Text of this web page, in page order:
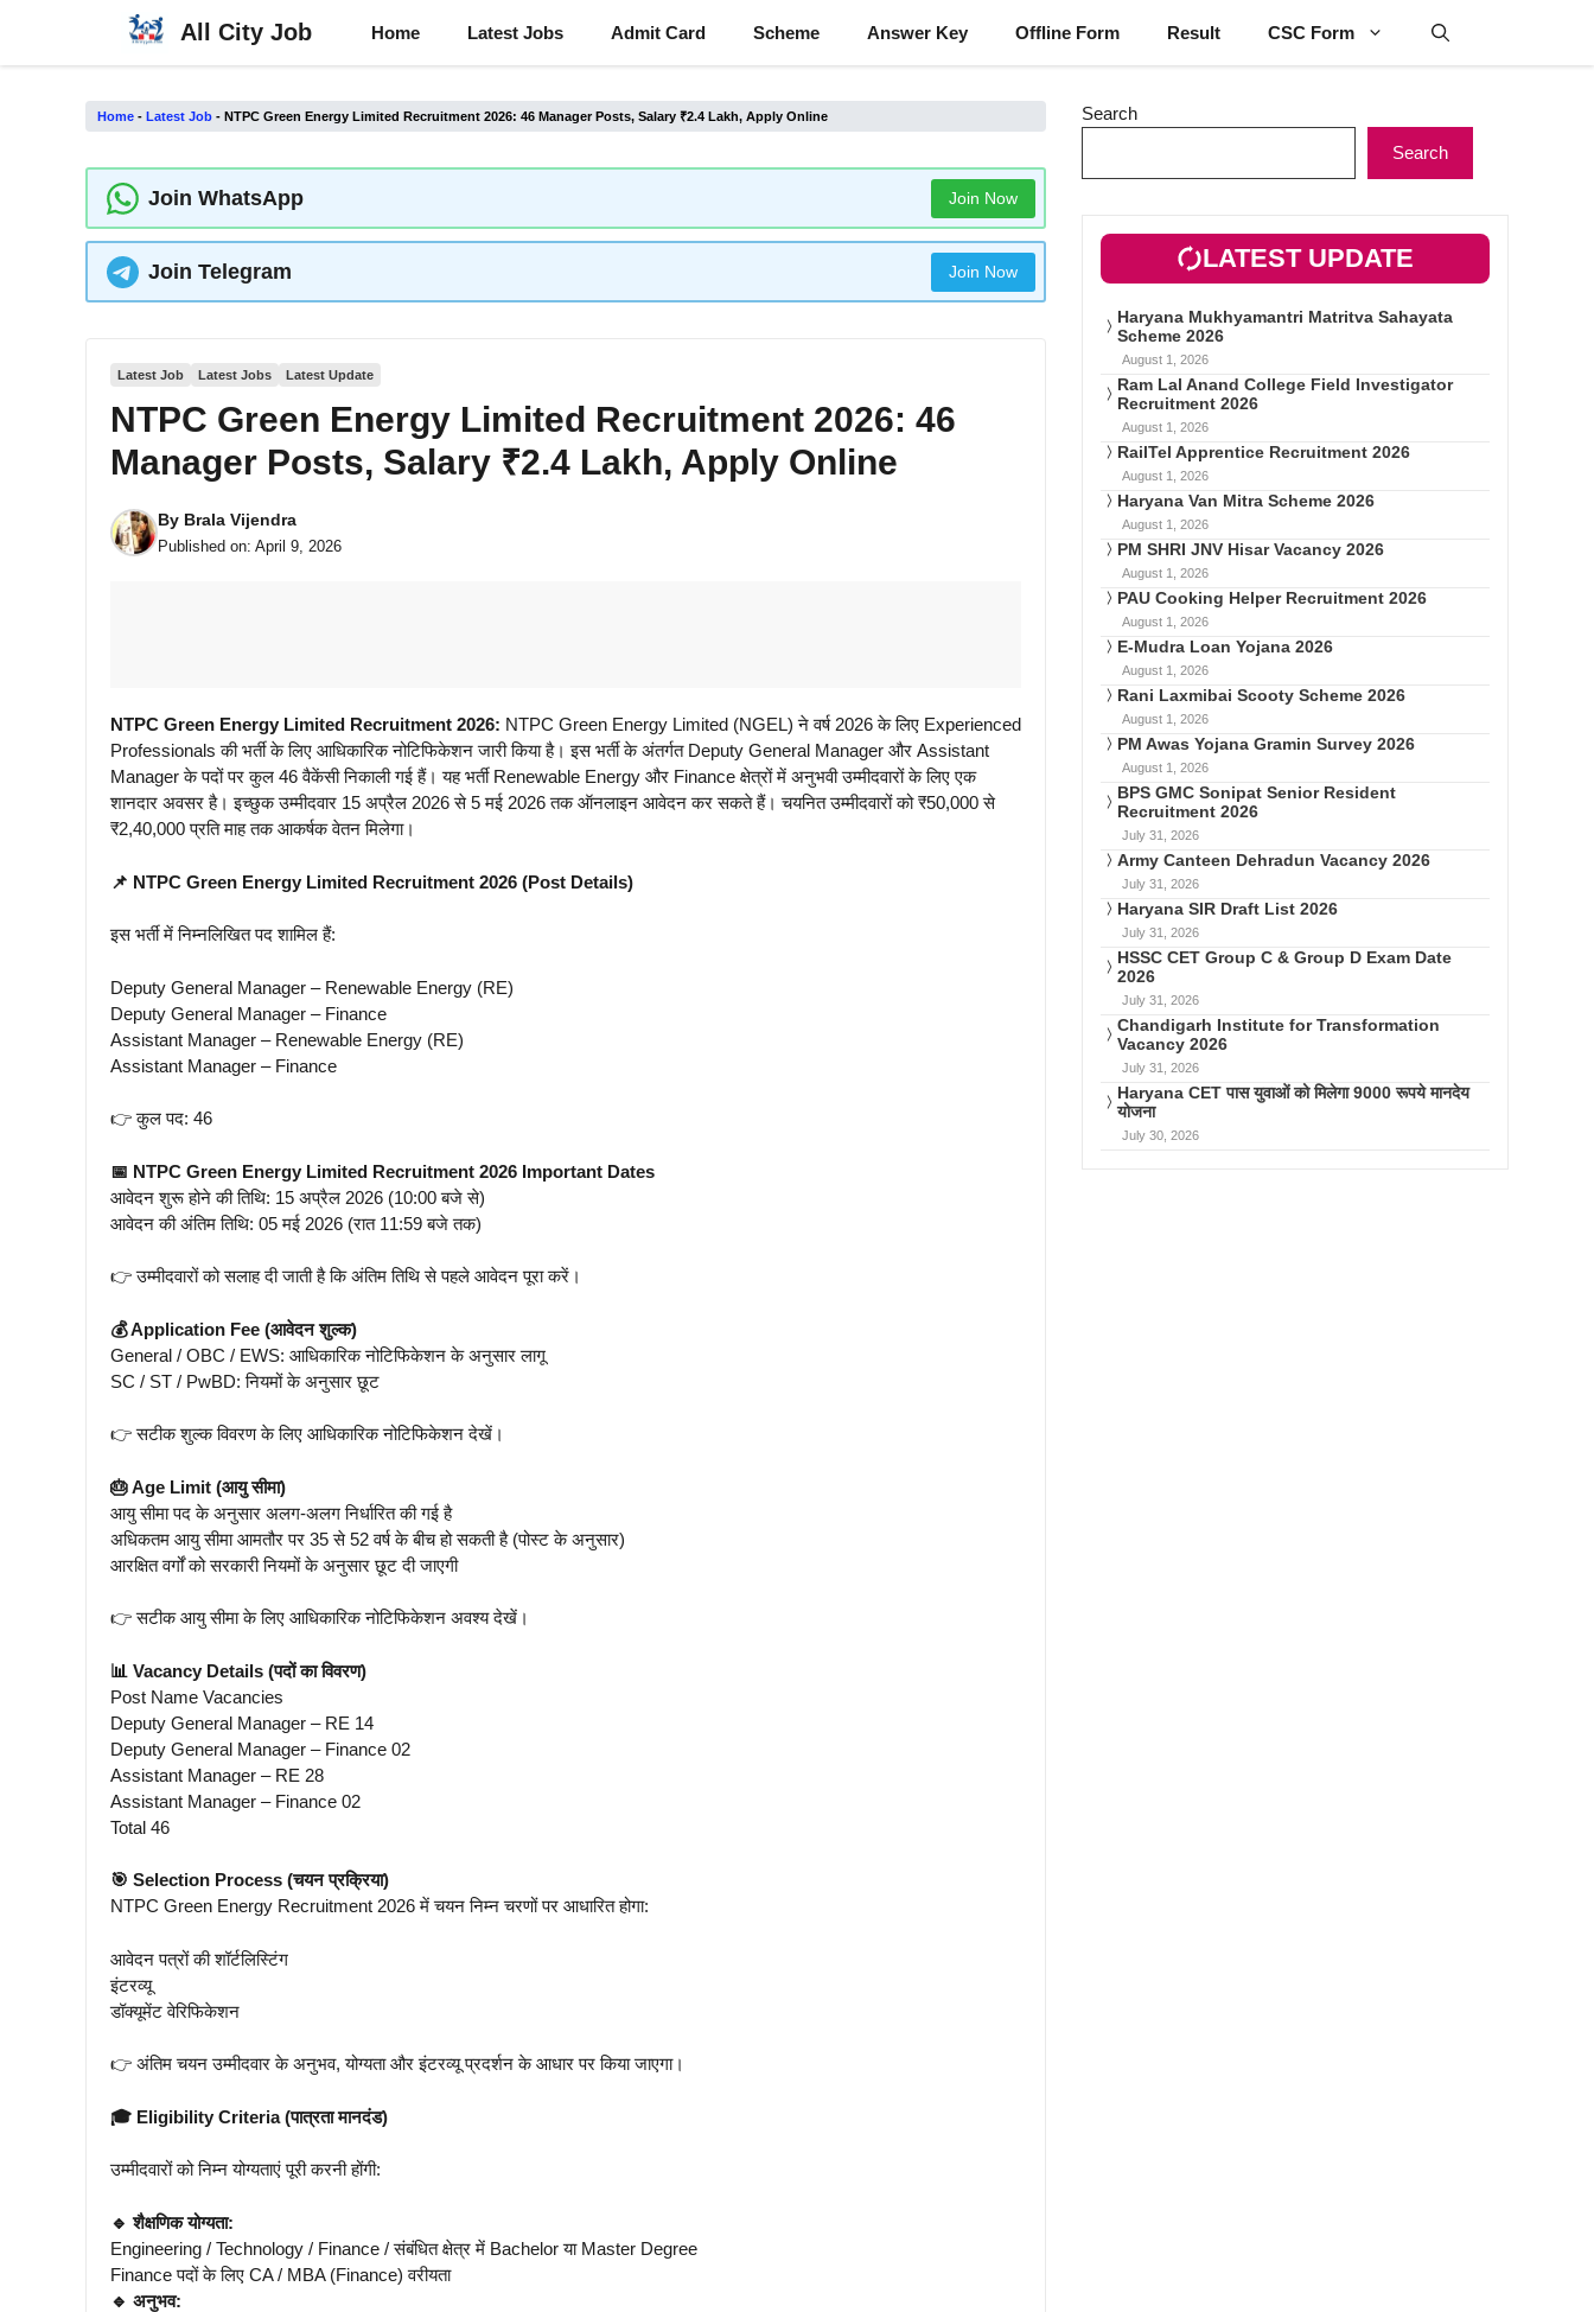
content
All City Job Home Latest Jobs Admit Card Scheme Answer Key Offline Form Result CSC Form
Home - Latest Job - NTPC Green Energy Limited Recruitment 2026: 46 Manager Posts, Salary ₹2.4 Lakh, Apply Online
Join WhatsApp Join Now
Join Telegram Join Now
Latest Job Latest Jobs Latest Update
NTPC Green Energy Limited Recruitment 2026: 46
Manager Posts, Salary ₹2.4 Lakh, Apply Online
By Brala Vijendra
Published on: April 9, 2026
NTPC Green Energy Limited Recruitment 2026: NTPC Green Energy Limited (NGEL) ने वर्ष 2026 के लिए Experienced
Professionals की भर्ती के लिए आधिकारिक नोटिफिकेशन जारी किया है। इस भर्ती के अंतर्गत Deputy General Manager और Assistant
Manager के पदों पर कुल 46 वैकेंसी निकाली गई हैं। यह भर्ती Renewable Energy और Finance क्षेत्रों में अनुभवी उम्मीदवारों के लिए एक
शानदार अवसर है। इच्छुक उम्मीदवार 15 अप्रैल 2026 से 5 मई 2026 तक ऑनलाइन आवेदन कर सकते हैं। चयनित उम्मीदवारों को ₹50,000 से
₹2,40,000 प्रति माह तक आकर्षक वेतन मिलेगा।
📌 NTPC Green Energy Limited Recruitment 2026 (Post Details)
इस भर्ती में निम्नलिखित पद शामिल हैं:
Deputy General Manager – Renewable Energy (RE)
Deputy General Manager – Finance
Assistant Manager – Renewable Energy (RE)
Assistant Manager – Finance
👉 कुल पद: 46
📅 NTPC Green Energy Limited Recruitment 2026 Important Dates
आवेदन शुरू होने की तिथि: 15 अप्रैल 2026 (10:00 बजे से)
आवेदन की अंतिम तिथि: 05 मई 2026 (रात 11:59 बजे तक)
👉 उम्मीदवारों को सलाह दी जाती है कि अंतिम तिथि से पहले आवेदन पूरा करें।
💰 Application Fee (आवेदन शुल्क)
General / OBC / EWS: आधिकारिक नोटिफिकेशन के अनुसार लागू
SC / ST / PwBD: नियमों के अनुसार छूट
👉 सटीक शुल्क विवरण के लिए आधिकारिक नोटिफिकेशन देखें।
🎂 Age Limit (आयु सीमा)
आयु सीमा पद के अनुसार अलग-अलग निर्धारित की गई है
अधिकतम आयु सीमा आमतौर पर 35 से 52 वर्ष के बीच हो सकती है (पोस्ट के अनुसार)
आरक्षित वर्गों को सरकारी नियमों के अनुसार छूट दी जाएगी
👉 सटीक आयु सीमा के लिए आधिकारिक नोटिफिकेशन अवश्य देखें।
📊 Vacancy Details (पदों का विवरण)
Post Name Vacancies
Deputy General Manager – RE 14
Deputy General Manager – Finance 02
Assistant Manager – RE 28
Assistant Manager – Finance 02
Total 46
🎯 Selection Process (चयन प्रक्रिया)
NTPC Green Energy Recruitment 2026 में चयन निम्न चरणों पर आधारित होगा:
आवेदन पत्रों की शॉर्टलिस्टिंग
इंटरव्यू
डॉक्यूमेंट वेरिफिकेशन
👉 अंतिम चयन उम्मीदवार के अनुभव, योग्यता और इंटरव्यू प्रदर्शन के आधार पर किया जाएगा।
🎓 Eligibility Criteria (पात्रता मानदंड)
उम्मीदवारों को निम्न योग्यताएं पूरी करनी होंगी:
🔹 शैक्षणिक योग्यता:
Engineering / Technology / Finance / संबंधित क्षेत्र में Bachelor या Master Degree
Finance पदों के लिए CA / MBA (Finance) वरीयता
🔹 अनुभव:
Search
Search
LATEST UPDATE
Haryana Mukhyamantri Matritva Sahayata
Scheme 2026
August 1, 2026
Ram Lal Anand College Field Investigator
Recruitment 2026
August 1, 2026
RailTel Apprentice Recruitment 2026
August 1, 2026
Haryana Van Mitra Scheme 2026
August 1, 2026
PM SHRI JNV Hisar Vacancy 2026
August 1, 2026
PAU Cooking Helper Recruitment 2026
August 1, 2026
E-Mudra Loan Yojana 2026
August 1, 2026
Rani Laxmibai Scooty Scheme 2026
August 1, 2026
PM Awas Yojana Gramin Survey 2026
August 1, 2026
BPS GMC Sonipat Senior Resident
Recruitment 2026
July 31, 2026
Army Canteen Dehradun Vacancy 2026
July 31, 2026
Haryana SIR Draft List 2026
July 31, 2026
HSSC CET Group C & Group D Exam Date
2026
July 31, 2026
Chandigarh Institute for Transformation
Vacancy 2026
July 31, 2026
Haryana CET पास युवाओं को मिलेगा 9000 रूपये मानदेय
योजना
July 30, 2026